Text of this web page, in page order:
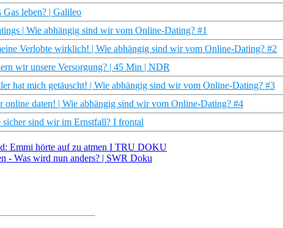
leben? | Galileo
| Wie abhängig sind wir vom Online-Dating? #1
Verlobte wirklich! | Wie abhängig sind wir vom Online-Dating? #2
wir unsere Versorgung? | 45 Min | NDR
hat mich getäuscht! | Wie abhängig sind wir vom Online-Dating? #3
daten! | Wie abhängig sind wir vom Online-Dating? #4
sind wir im Ernstfall? I frontal
Emmi hörte auf zu atmen I TRU DOKU
- Was wird nun anders? | SWR Doku